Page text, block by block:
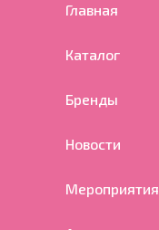
Главная
Каталог
Бренды
Новости
Мероприятия